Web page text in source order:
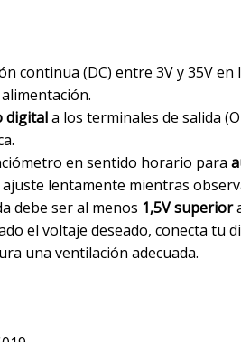
continua (DC) entre 3V y 35V
digitala los terminales de salida
en sentido horario para
lentamente mientras
debe ser al menos 1,5V superior
el voltaje deseado, conecta tu
una ventilación adecuada.